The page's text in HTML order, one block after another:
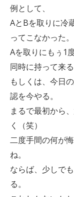
例として、
AとBを取りに冷
ってこなかった。
Aを取りにもぅ1
同時に持って来る
もしくは、今日
認を今やる。
まるで最初から
く（笑）
二度手間の何が
ね。
ならば、少しで
る。